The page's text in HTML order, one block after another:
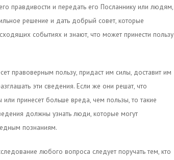
правдивости и передать его Посланнику или людям,
решение и дать добрый совет, которые
событиях и знают, что может принести пользу
правоверным пользу, придаст им силы, доставит им
эти сведения. Если же они решат, что
принесет больше вреда, чем пользы, то такие
должны узнать люди, которые могут
познаниям.
любого вопроса следует поручать тем, кто